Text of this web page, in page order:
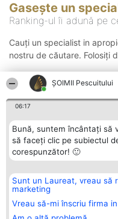
ȘOIMII Pescuitului
06:17
Bună, suntem încântați să
să faceți clic pe subiectul
corespunzător! 🙂
Sunt un Laureat, vreau să
marketing
Vreau să-mi înscriu firma
Gasește un
Ranking-ul îi adună pe
Cauți un specialist in
nostru de căutare. Folosiți
Organizator Ranking
BRIGHT SOLUTIONS BR SRL
Aleea Timisul De Sus 2 Bl. A30
Sc. A Et. 4 Ap. 13 Cod 061952
București